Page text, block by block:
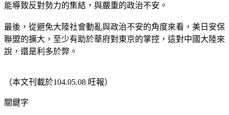
能導致反對勢力的集結，與嚴重的政治不安。
最後，從避免大陸社會動亂與政治不安的角度來看，美日安保
聯盟的擴大，至少有助於華府對東京的掌控，這對中國大陸來
說，還是利多於弊。
（本文刊載於104.05.08 旺報）
關鍵字